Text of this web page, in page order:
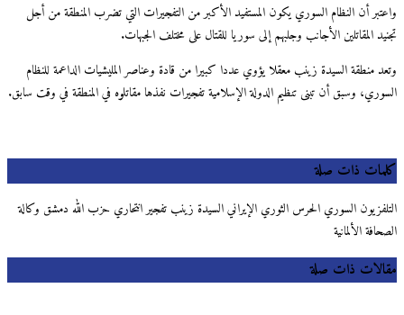
أن النظام السوري يكون المستفيد الأكبر من التفجيرات التي تضرب المنطقة من أجل
المقاتلين الأجانب وجلبهم إلى سوريا للقتال على مختلف الجبهات.
منطقة السيدة زينب معقلا يؤوي عددا كبيرا من قادة وعناصر المليشيات الداعمة للنظام
وسبق أن تبنى تنظيم الدولة الإسلامية تفجيرات نفذها مقاتلوه في المنطقة في وقت سابق.
ذات صلة
السوري الحرس الثوري الإيراني السيدة زينب تفجير انتحاري حزب الله دمشق وكالة
الألمانية
ذات صلة